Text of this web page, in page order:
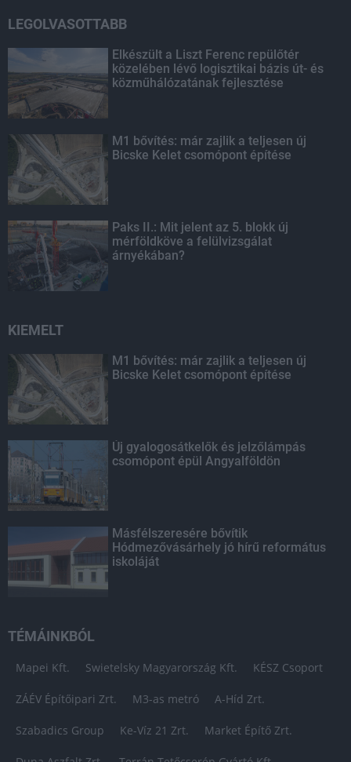
LEGOLVASOTTABB
Elkészült a Liszt Ferenc repülőtér
közelében lévő logisztikai bázis út- és
közműhálózatának fejlesztése
M1 bővítés: már zajlik a teljesen új
Bicske Kelet csomópont építése
Paks II.: Mit jelent az 5. blokk új
mérföldköve a felülvizsgálat
árnyékában?
KIEMELT
M1 bővítés: már zajlik a teljesen új
Bicske Kelet csomópont építése
Új gyalogosátkelők és jelzőlámpás
csomópont épül Angyalföldön
Másfélszeresére bővítik
Hódmezővásárhely jó hírű református
iskoláját
TÉMÁINKBÓL
Mapei Kft. Swietelsky Magyarország Kft. KÉSZ Csoport
ZÁÉV Építőipari Zrt. M3-as metró A-Híd Zrt.
Szabadics Group Ke-Víz 21 Zrt. Market Építő Zrt.